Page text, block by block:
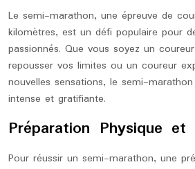
Le semi-marathon, une épreuve de
kilomètres, est un défi populaire pour
passionnés. Que vous soyez un
repousser vos limites ou un coureur
nouvelles sensations, le semi-
intense et gratifiante.
Préparation Physique et
Pour réussir un semi-marathon, une